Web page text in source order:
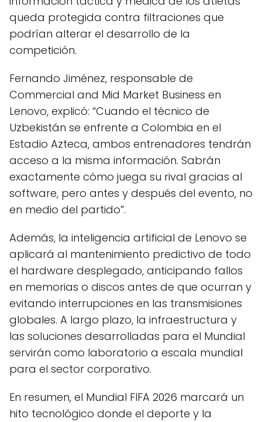
queda protegida contra filtraciones que
podrían alterar el desarrollo de la
competición.
Fernando Jiménez, responsable de
Commercial and Mid Market Business en
Lenovo, explicó: “Cuando el técnico de
Uzbekistán se enfrente a Colombia en el
Estadio Azteca, ambos entrenadores tendrán
acceso a la misma información. Sabrán
exactamente cómo juega su rival gracias al
software, pero antes y después del evento, no
en medio del partido”.
Además, la inteligencia artificial de Lenovo se
aplicará al mantenimiento predictivo de todo
el hardware desplegado, anticipando fallos
en memorias o discos antes de que ocurran y
evitando interrupciones en las transmisiones
globales. A largo plazo, la infraestructura y
las soluciones desarrolladas para el Mundial
servirán como laboratorio a escala mundial
para el sector corporativo.
En resumen, el Mundial FIFA 2026 marcará un
hito tecnológico donde el deporte y la